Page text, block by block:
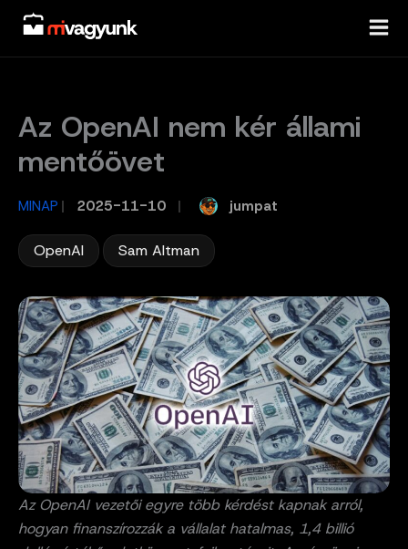
Skip
content
Az OpenAI nem kér állami
mentőövet
MINAP / 2025-11-10 jumpat
OpenAI Sam Altman
Az OpenAI vezetői egyre több kérdést kapnak arról,
hogyan finanszírozzák a vállalat hatalmas, 1,4 billió